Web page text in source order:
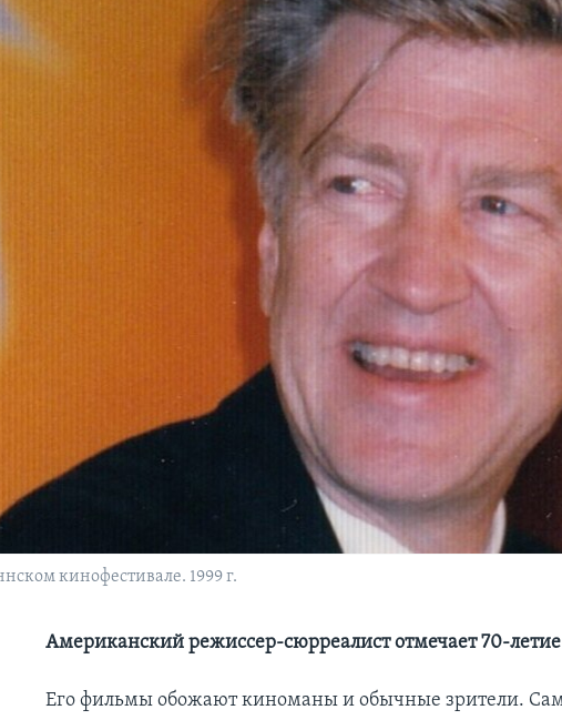
кинофестивале. 1999 г.
Американский режиссер-сюрреалист отмечает 70-летие
Его фильмы обожают киноманы и обычные зрители.